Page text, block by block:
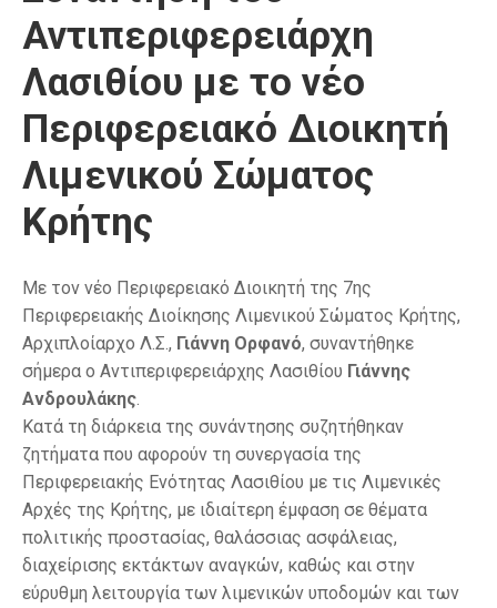
Αντιπεριφερειάρχη
Λασιθίου με το νέο
Περιφερειακό Διοικητή
Λιμενικού Σώματος
Κρήτης
Με τον νέο Περιφερειακό Διοικητή της 7ης
Περιφερειακής Διοίκησης Λιμενικού Σώματος Κρήτης,
Αρχιπλοίαρχο Λ.Σ., Γιάννη Ορφανό, συναντήθηκε
σήμερα ο Αντιπεριφερειάρχης Λασιθίου Γιάννης
Ανδρουλάκης
Κατά τη διάρκεια της συνάντησης συζητήθηκαν
ζητήματα που αφορούν τη συνεργασία της
Περιφερειακής Ενότητας Λασιθίου με τις Λιμενικές
Αρχές της Κρήτης, με ιδιαίτερη έμφαση σε θέματα
πολιτικής προστασίας, θαλάσσιας ασφάλειας,
διαχείρισης εκτάκτων αναγκών, καθώς και στην
εύρυθμη λειτουργία των λιμενικών υποδομών και των